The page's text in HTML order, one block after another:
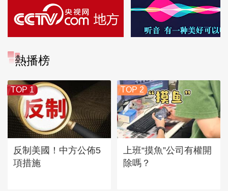
熱播榜
TOP 1
反制美國！中方公佈5
項措施
TOP 2
上班“摸魚”公司有權開
除嗎？